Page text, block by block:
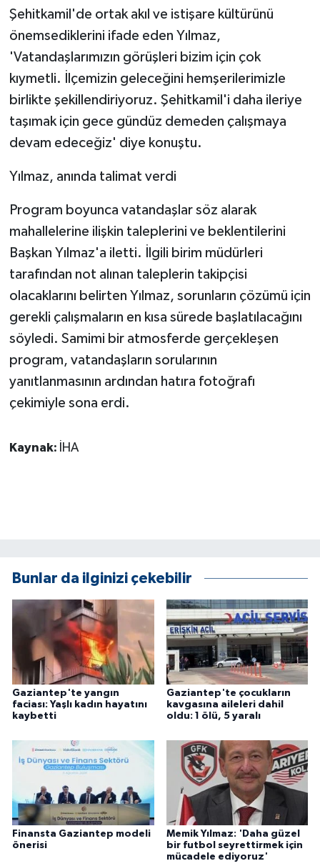
Şehitkamil'de ortak akıl ve istişare kültürünü
önemsediklerini ifade eden Yılmaz,
'Vatandaşlarımızın görüşleri bizim için çok
kıymetli. İlçemizin geleceğini hemşerilerimizle
birlikte şekillendiriyoruz. Şehitkamil'i daha ileriye
taşımak için gece gündüz demeden çalışmaya
devam edeceğiz' diye konuştu.
Yılmaz, anında talimat verdi
Program boyunca vatandaşlar söz alarak
mahallelerine ilişkin taleplerini ve beklentilerini
Başkan Yılmaz'a iletti. İlgili birim müdürleri
tarafından not alınan taleplerin takipçisi
olacaklarını belirten Yılmaz, sorunların çözümü için
gerekli çalışmaların en kısa sürede başlatılacağını
söyledi. Samimi bir atmosferde gerçekleşen
program, vatandaşların sorularının
yanıtlanmasının ardından hatıra fotoğrafı
çekimiyle sona erdi.
Kaynak: İHA
Bunlar da ilginizi çekebilir
Gaziantep'te yangın
faciası: Yaşlı kadın hayatını
kaybetti
Gaziantep'te çocukların
kavgasına aileleri dahil
oldu: 1 ölü, 5 yaralı
Finansta Gaziantep modeli
önerisi
Memik Yılmaz: 'Daha güzel
bir futbol seyrettirmek için
mücadele ediyoruz'